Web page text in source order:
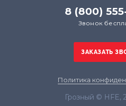
8 (800)
Звонок
Политика
Грозный © HFE,